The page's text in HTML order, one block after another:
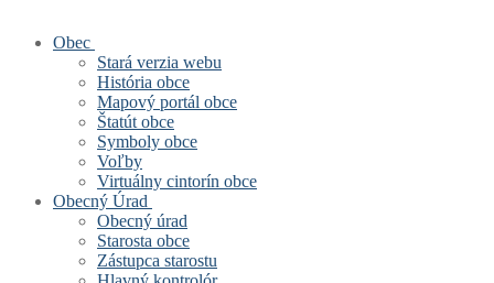
Obec
Stará verzia webu
História obce
Mapový portál obce
Štatút obce
Symboly obce
Voľby
Virtuálny cintorín obce
Obecný Úrad
Obecný úrad
Starosta obce
Zástupca starostu